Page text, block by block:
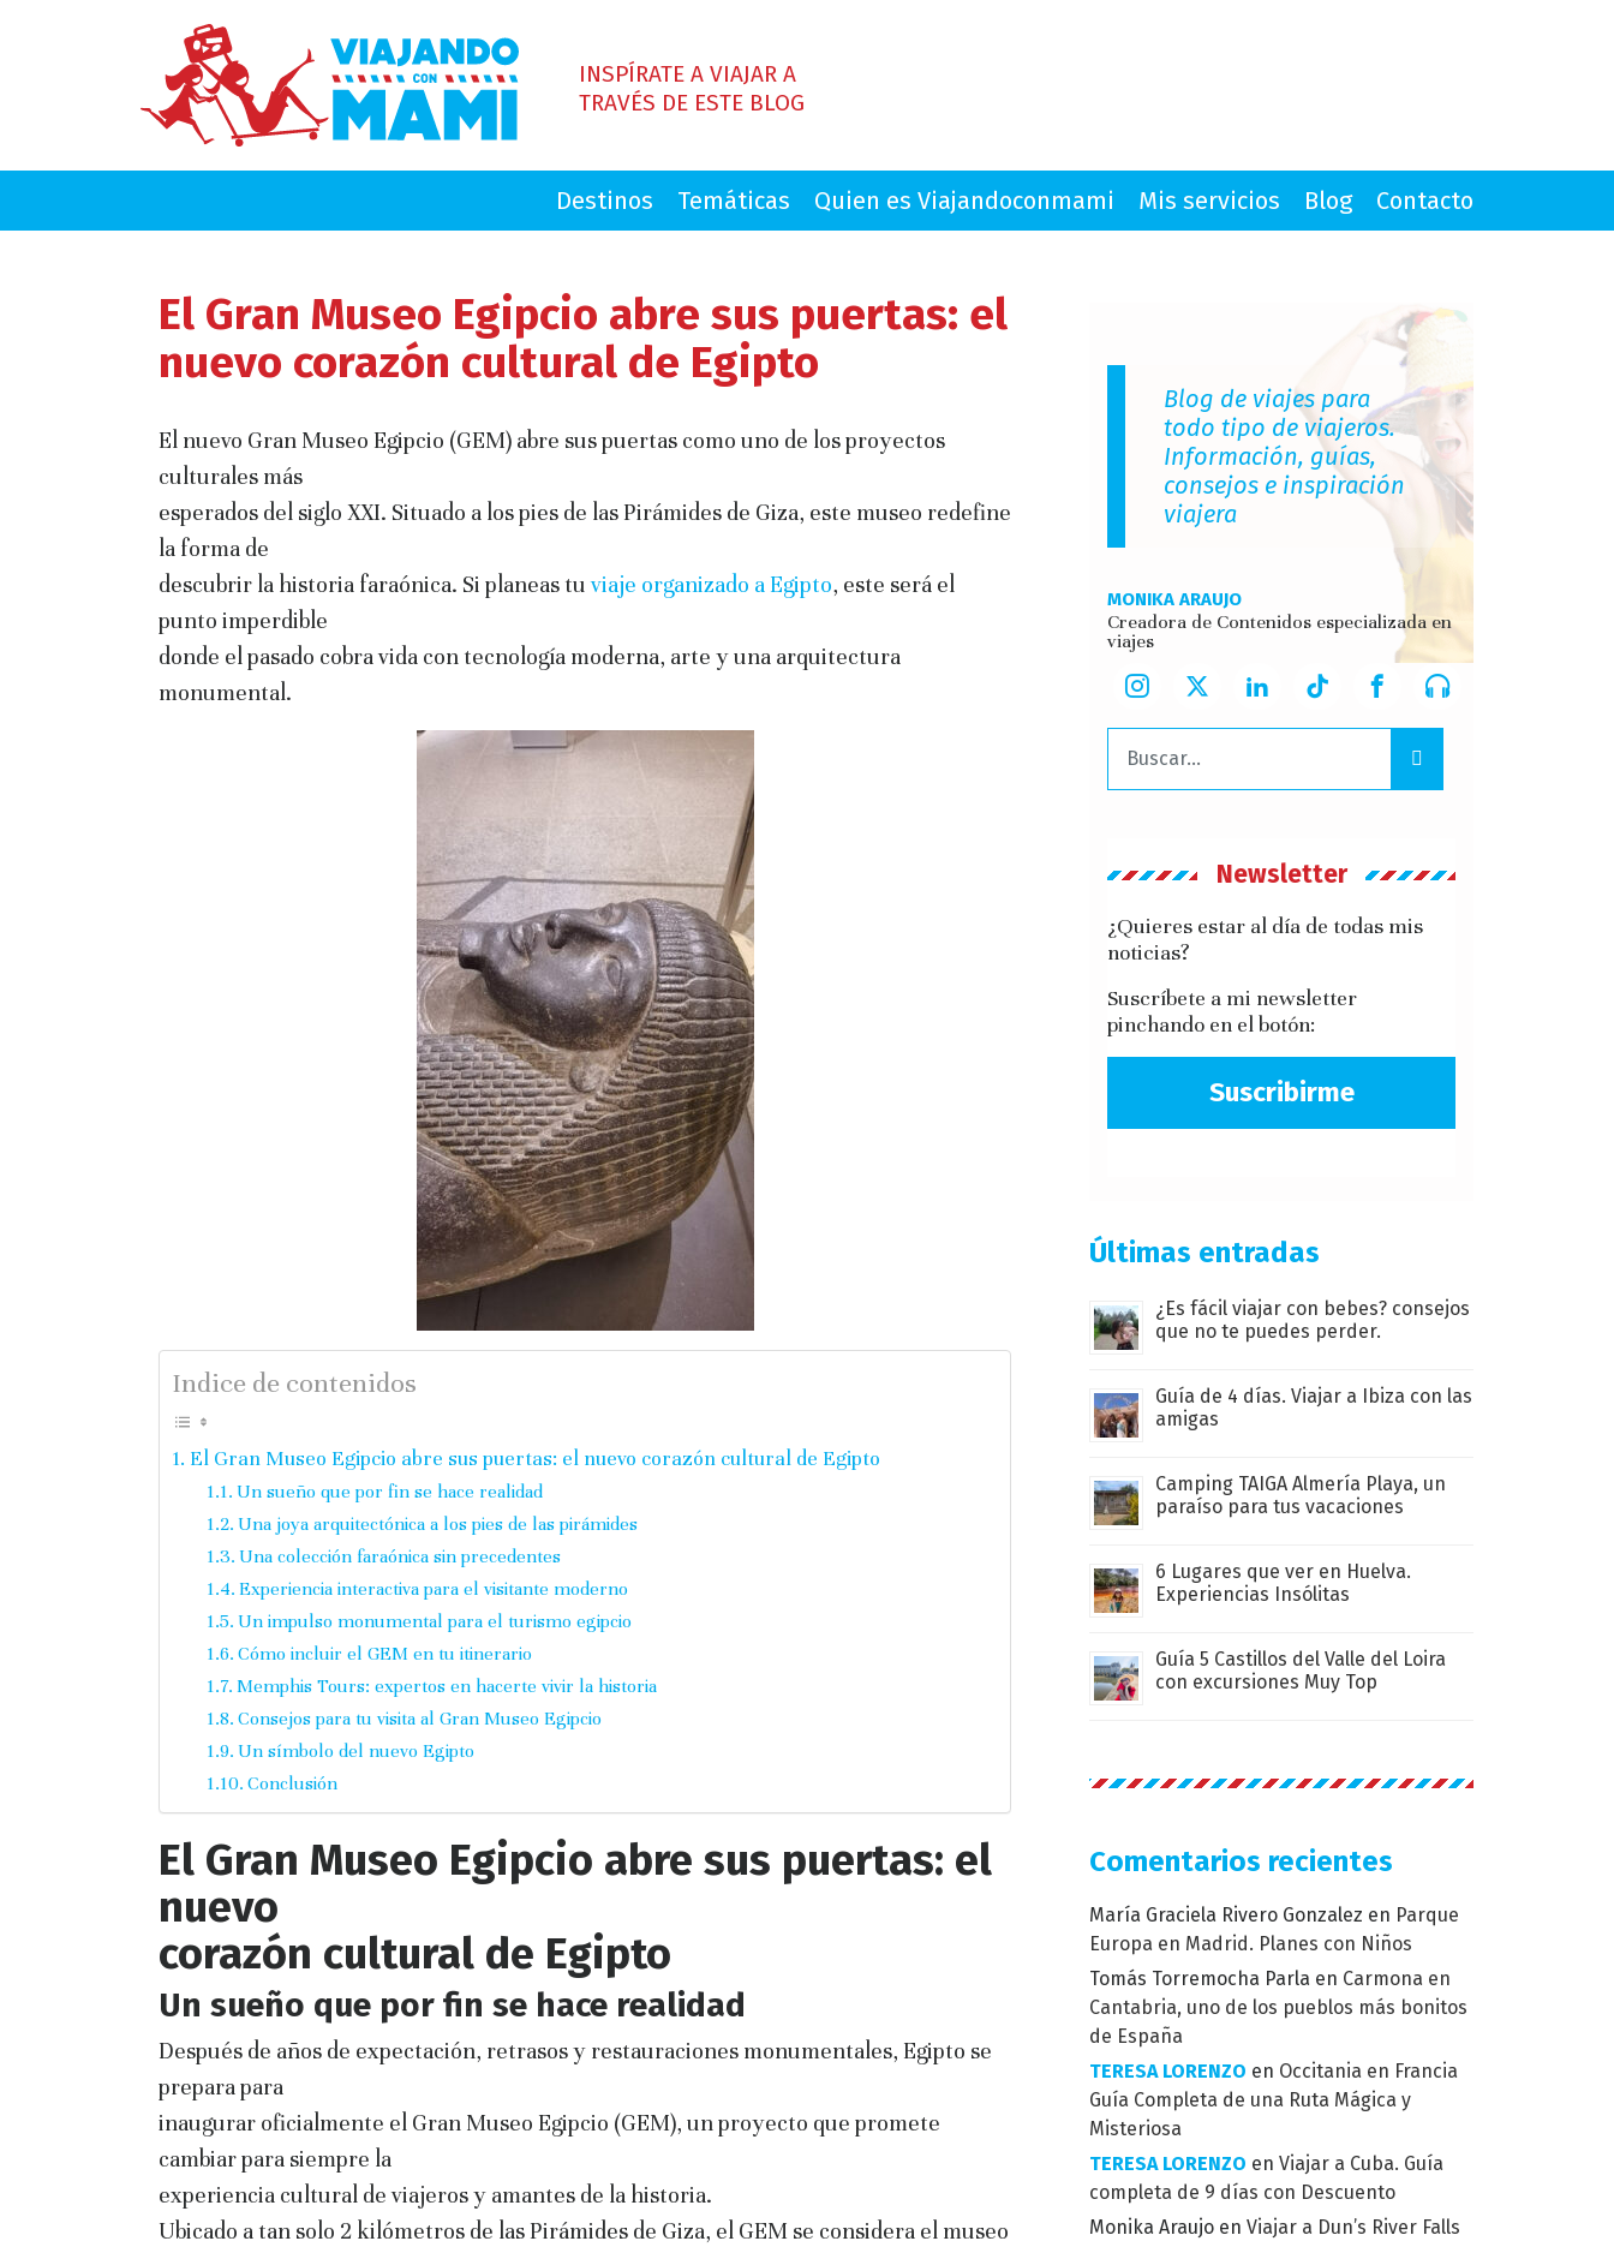
INSPÍRATE A VIAJAR A
TRAVÉS DE ESTE BLOG
Destinos Temáticas Quien es Viajandoconmami Mis servicios Blog Contacto
El Gran Museo Egipcio abre sus puertas: el
nuevo corazón cultural de Egipto
El nuevo Gran Museo Egipcio (GEM) abre sus puertas como uno de los proyectos
culturales más
esperados del siglo XXI. Situado a los pies de las Pirámides de Giza, este museo redefine
la forma de
descubrir la historia faraónica. Si planeas tuviaje organizado a Egipto, este será el
punto imperdible
donde el pasado cobra vida con tecnología moderna, arte y una arquitectura
monumental.
Indice de contenidos
El Gran Museo Egipcio abre sus puertas: el nuevo corazón cultural de Egipto
Un sueño que por fin se hace realidad
Una joya arquitectónica a los pies de las pirámides
Una colección faraónica sin precedentes
Experiencia interactiva para el visitante moderno
Un impulso monumental para el turismo egipcio
Cómo incluir el GEM en tu itinerario
Memphis Tours: expertos en hacerte vivir la historia
Consejos para tu visita al Gran Museo Egipcio
Un símbolo del nuevo Egipto
Conclusión
El Gran Museo Egipcio abre sus puertas: el
nuevo
corazón cultural de Egipto
Un sueño que por fin se hace realidad
Después de años de expectación, retrasos y restauraciones monumentales, Egipto se
prepara para
inaugurar oficialmente el Gran Museo Egipcio (GEM), un proyecto que promete
cambiar para siempre la
experiencia cultural de viajeros y amantes de la historia.
Ubicado a tan solo 2 kilómetros de las Pirámides de Giza, el GEM se considera el museo
Blog de viajes para
todo tipo de viajeros.
Información, guías,
consejos e inspiración
viajera
MONIKA ARAUJO
Creadora de Contenidos especializada en
viajes
Buscar:
Newsletter
¿Quieres estar al día de todas mis
noticias?
Suscríbete a mi newsletter
pinchando en el botón:
Suscribirme
Últimas entradas
¿Es fácil viajar con bebes? consejos
que no te puedes perder.
Guía de 4 días. Viajar a Ibiza con las
amigas
Camping TAIGA Almería Playa, un
paraíso para tus vacaciones
6 Lugares que ver en Huelva.
Experiencias Insólitas
Guía 5 Castillos del Valle del Loira
con excursiones Muy Top
Comentarios recientes
María Graciela Rivero Gonzalez en Parque
Europa en Madrid. Planes con Niños
Tomás Torremocha Parla en Carmona en
Cantabria, uno de los pueblos más bonitos
de España
TERESA LORENZO en Occitania en Francia
Guía Completa de una Ruta Mágica y
Misteriosa
TERESA LORENZO en Viajar a Cuba. Guía
completa de 9 días con Descuento
Monika Araujo en Viajar a Dun’s River Falls